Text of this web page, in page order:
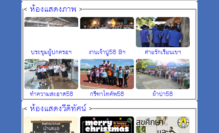
< ห้องแสดงภาพ >
ประชุมผู้ปกครอฯ งานเจ้าปู่58 Bฯ ค่ายรักเรียนเขฯ
ทำความสะอาด58 กรีฑาไทคัพ58 ผ้าป่า58
< ห้องแสดงวีดิทัศน์>